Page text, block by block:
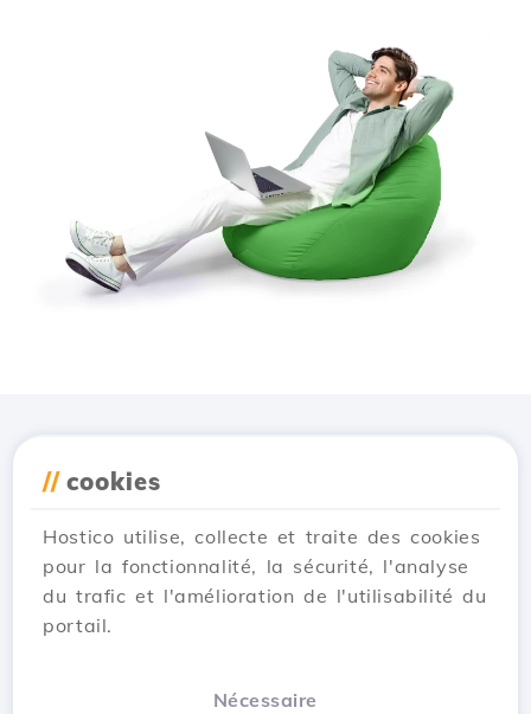
// cookies
Hostico utilise, collecte et traite des cookies
pour la fonctionnalité, la sécurité, l'analyse
du trafic et l'amélioration de l'utilisabilité du
portail.
Nécessaire